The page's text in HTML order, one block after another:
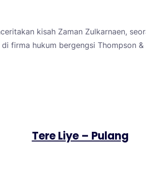
kisah Zaman Zulkarnaen,
firma hukum bergengsi Thompson &
Tere Liye – Pulang